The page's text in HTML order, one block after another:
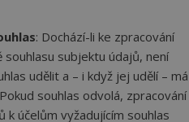
: Dochází-li ke zpracování
souhlasu subjektu údajů, není
udělit a – i když jej udělí – má
souhlas odvolá, zpracování
k účelům vyžadujícím souhlas
soubory
cookie umožňují
stránek, jako je
účtu. Webové stránky
souborů cookie
Provider/Doména Vyprší